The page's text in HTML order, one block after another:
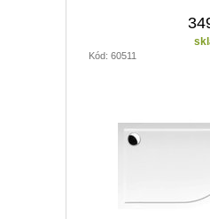
Kód: 60511